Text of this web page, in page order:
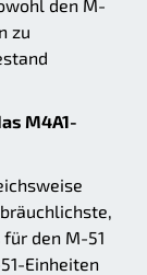
den M-
zu
M4A1-
den M-51
Einheiten